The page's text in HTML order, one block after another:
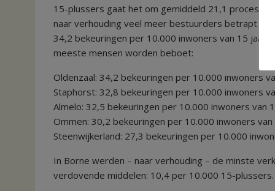
15-plussers gaat het om gemiddeld 21,1 proces-
naar verhouding veel meer bestuurders betrapt
34,2 bekeuringen per 10.000 inwoners van 15 jaar
meeste mensen worden beboet:
Oldenzaal: 34,2 bekeuringen per 10.000 inwoners
Staphorst: 32,8 bekeuringen per 10.000 inwoners
Almelo: 32,5 bekeuringen per 10.000 inwoners van
Ommen: 30,2 bekeuringen per 10.000 inwoners
Steenwijkerland: 27,3 bekeuringen per 10.000
In Borne werden – naar verhouding – de minste
verdovende middelen: 10,4 per 10.000 15-plussers.